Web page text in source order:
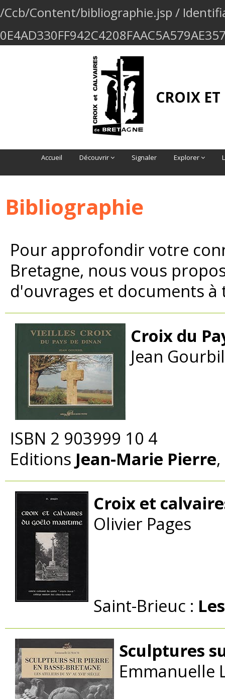
/Ccb/Content/bibliographie.jsp /
CROIX
Accueil Découvrir Signaler Explorer
Bibliographie
Pour approfondir votre
Bretagne, nous vous
d'ouvrages et documents à
Croix du
Jean Gourbil
ISBN 2 903999 10 4
Editions Jean-Marie Pierre
Croix et
Olivier Pages
Saint-Brieuc :
Sculptures
Emmanuelle